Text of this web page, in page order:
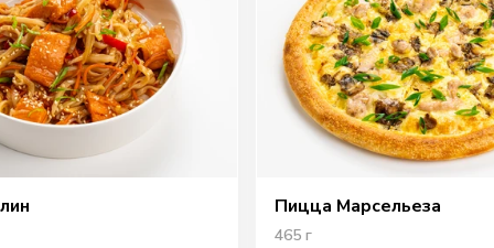
Пицца Марсельеза
465 г